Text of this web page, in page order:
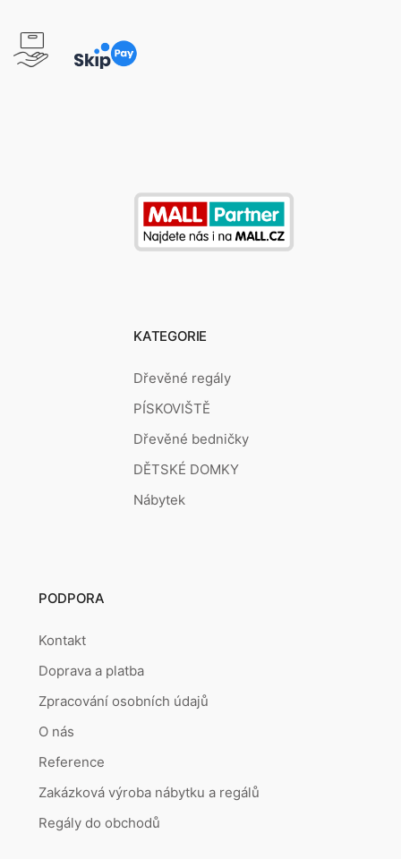
KATEGORIE
Dřevěné regály
PÍSKOVIŠTĚ
Dřevěné bedničky
DĚTSKÉ DOMKY
Nábytek
PODPORA
Kontakt
Doprava a platba
Zpracování osobních údajů
O nás
Reference
Zakázková výroba nábytku a regálů
Regály do obchodů